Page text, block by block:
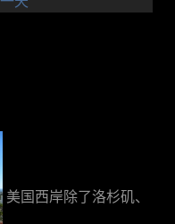
美国西岸除了洛杉矶、